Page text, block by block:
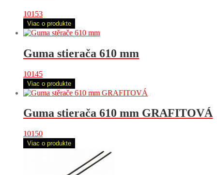
10153
Viac o produkte
Guma stierača 610 mm
10145
Viac o produkte
Guma stierača 610 mm GRAFITOVÁ
10150
Viac o produkte